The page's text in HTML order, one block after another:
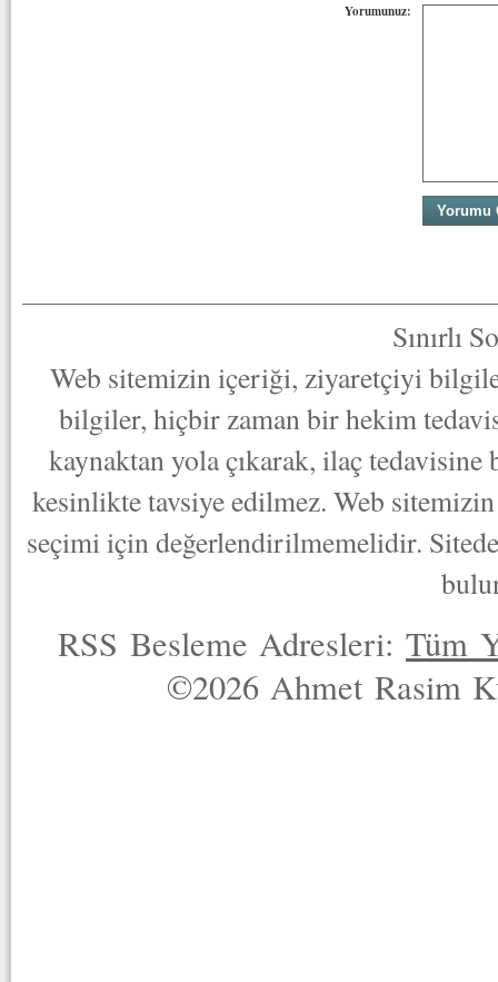
Yorumunuz:
Sınırlı
Web sitemizin içeriği, ziyaretçiyi
bilgiler, hiçbir zaman bir hekim
kaynaktan yola çıkarak, ilaç
kesinlikte tavsiye edilmez. Web
seçimi için değerlendirilmemelidir.
RSS Besleme Adresleri:Tüm
©2026 Ahmet Rasim